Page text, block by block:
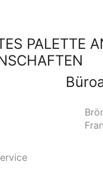
PALETTE